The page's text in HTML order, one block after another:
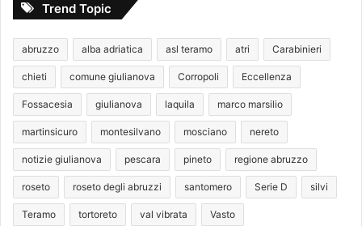
Trend Topic
abruzzo alba adriatica asl teramo atri Carabinieri
chieti comune giulianova Corropoli Eccellenza
Fossacesia giulianova laquila marco marsilio
martinsicuro montesilvano mosciano nereto
notizie giulianova pescara pineto regione abruzzo
roseto roseto degli abruzzi santomero Serie D silvi
Teramo tortoreto val vibrata Vasto